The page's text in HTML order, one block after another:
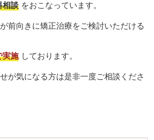
相談 をおこなっています。
前向きに矯正治療をご検討いただける
実施 しております。
が気になる方は是非一度ご相談くださ